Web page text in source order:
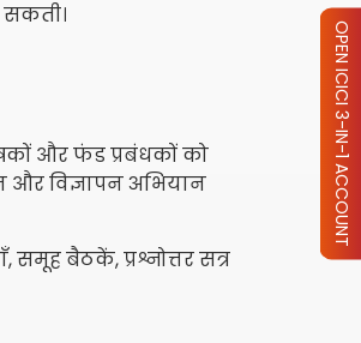
और फंड प्रबंधकों को
विज्ञापन अभियान
बैठकें, प्रश्नोत्तर सत्र
OPEN ICICI 3-IN-1 ACCOUNT